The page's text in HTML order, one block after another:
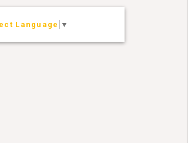
Language ▼